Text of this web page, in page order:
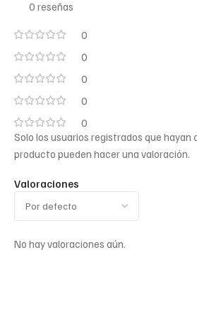
0 reseñas
0
0
0
0
0
Valoraciones
No hay valoraciones aún.
Solo los usuarios registrados que hayan
producto pueden hacer una valoración.